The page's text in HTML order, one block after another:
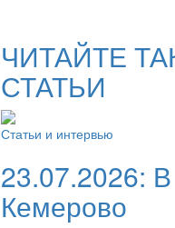
ЧИТАЙТЕ
СТАТЬИ
Статьи и интервью
23.07.2026: В
Кемерово